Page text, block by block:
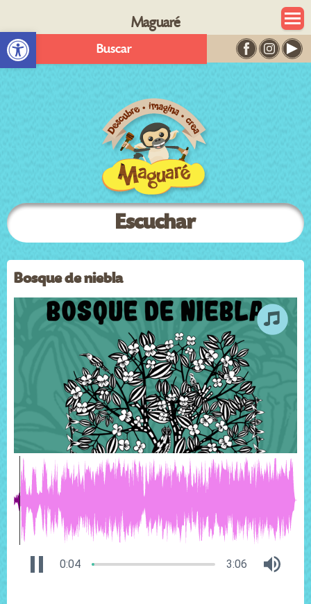
Abrir barra de herramientas
Maguaré
Buscar
Escuchar
Bosque de niebla
0:04 3:06